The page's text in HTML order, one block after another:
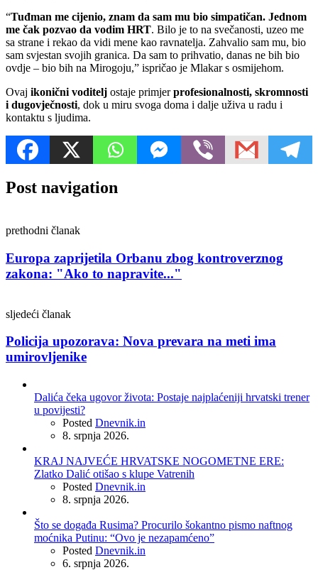
“Tuđman me cijenio, znam da sam mu bio simpatičan. Jednom
me čak pozvao da vodim HRT. Bilo je to na svečanosti, uzeo me
sa strane i rekao da vidi mene kao ravnatelja. Zahvalio sam mu, bio
sam svjestan svojih granica. Da sam to prihvatio, danas ne bih bio
ovdje – bio bih na Mirogoju,” ispričao je Mlakar s osmijehom.
Ovaj ikonični voditelj ostaje primjerprofesionalnosti, skromnosti
i dugovječnosti, dok u miru svoga doma i dalje uživa u radu i
kontaktu s ljudima.
Post navigation
prethodni članak
Europa zaprijetila Orbanu zbog kontroverznog
zakona: "Ako to napravite..."
sljedeći članak
Policija upozorava: Nova prevara na meti ima
umirovljenike
Dalića čeka ugovor života: Postaje najplaćeniji hrvatski trener
u povijesti?
Posted Dnevnik.in
8. srpnja 2026.
KRAJ NAJVEĆE HRVATSKE NOGOMETNE ERE:
Zlatko Dalić otišao s klupe Vatrenih
Posted Dnevnik.in
8. srpnja 2026.
Što se događa Rusima? Procurilo šokantno pismo naftnog
moćnika Putinu: “Ovo je nezapamćeno”
Posted Dnevnik.in
6. srpnja 2026.